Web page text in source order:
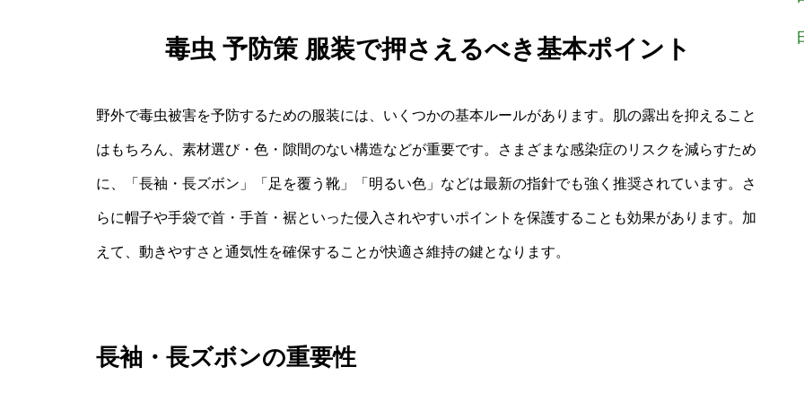
毒虫 予防策 服装で押さえるべき基本ポイント
野外で毒虫被害を予防するための服装には、いくつかの基本ルールがあります。肌の露出を抑えること
はもちろん、素材選び・色・隙間のない構造などが重要です。さまざまな感染症のリスクを減らすため
に、「長袖・長ズボン」「足を覆う靴」「明るい色」などは最新の指針でも強く推奨されています。さ
らに帽子や手袋で首・手首・裾といった侵入されやすいポイントを保護することも効果があります。加
えて、動きやすさと通気性を確保することが快適さ維持の鍵となります。
長袖・長ズボンの重要性